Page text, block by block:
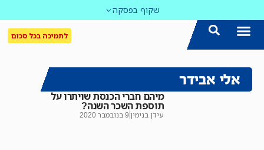
שקוף בפסקה
לתמיכה בכל סכום
אלי אבידר
מיהם חברי הכנסת שויתרו על
תוספת השכר השנה?
עידן בנימין 9 בנובמבר 2020